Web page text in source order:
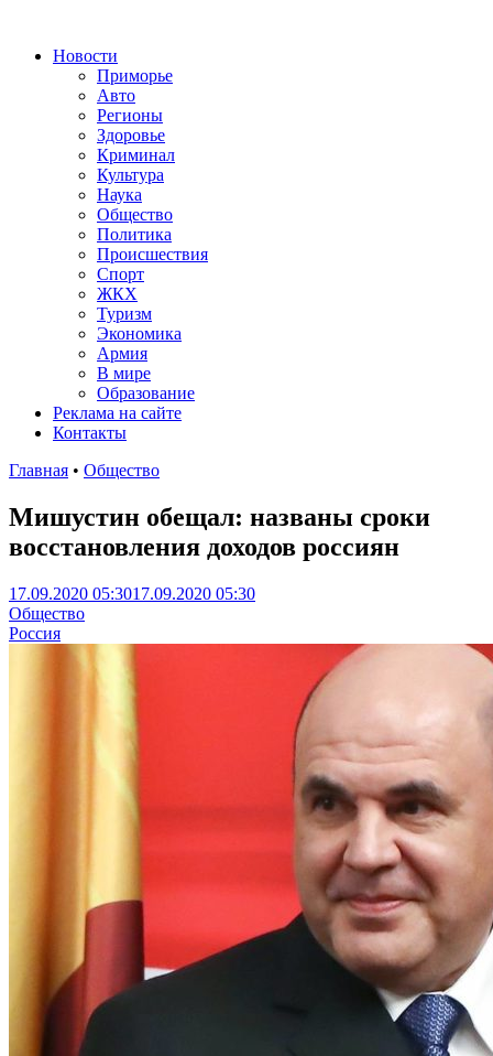
Новости
Приморье
Авто
Регионы
Здоровье
Криминал
Культура
Наука
Общество
Политика
Происшествия
Спорт
ЖКХ
Туризм
Экономика
Армия
В мире
Образование
Реклама на сайте
Контакты
Главная • Общество
Мишустин обещал: названы сроки
восстановления доходов россиян
17.09.2020 05:3017.09.2020 05:30
Общество
Россия